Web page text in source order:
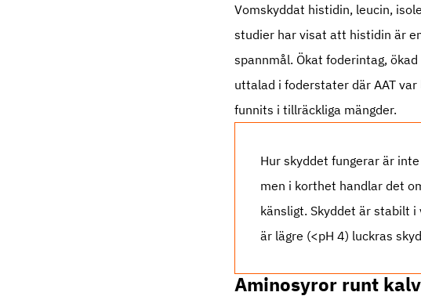
Vomskyddat histidin, leucin,
studier har visat att histidin är
spannmål. Ökat foderintag,
uttalad i foderstater där AAT
funnits i tillräckliga mängder.
Hur skyddet fungerar är
men i korthet handlar det
känsligt. Skyddet är stabilt
är lägre (<pH 4) luckras
Aminosyror runt